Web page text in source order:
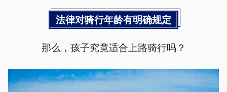
法律对骑行年龄有明确规定
那么，孩子究竟适合上路骑行吗？